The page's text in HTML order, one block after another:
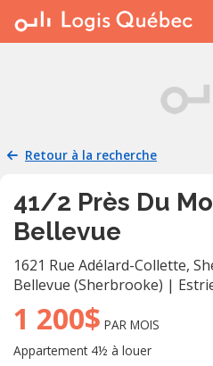
À LOUER
PLACER UNE ANNONCE
RESSOURCES
Retour à la recherche
41/2 Près Du
Bellevue
1621 Rue Adélard-Collette,
Bellevue (Sherbrooke) |
1 200$ PAR MOIS
Appartement 4½ à louer